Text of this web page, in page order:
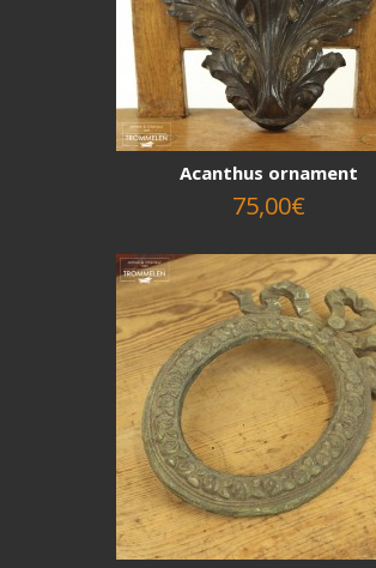
Acanthus ornament
75,00€